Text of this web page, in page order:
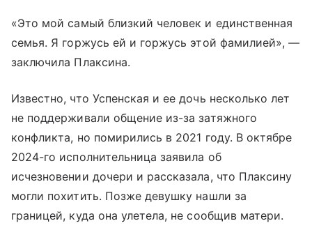
«Это мой самый близкий человек и единственная
семья. Я горжусь ей и горжусь этой фамилией», —
заключила Плаксина.
Известно, что Успенская и ее дочь несколько лет
не поддерживали общение из-за затяжного
конфликта, но помирились в 2021 году. В октябре
2024-го исполнительница заявила об
исчезновении дочери и рассказала, что Плаксину
могли похитить. Позже девушку нашли за
границей, куда она улетела, не сообщив матери.